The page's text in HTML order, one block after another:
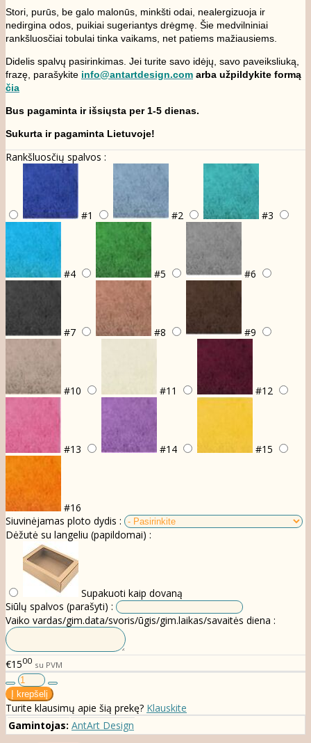
Stori, purūs, be galo malonūs, minkšti odai, nealergizuoja ir
nedirgina odos, puikiai sugeriantys drėgmę. Šie medvilniniai
rankšluosčiai tobulai tinka vaikams, net patiems mažiausiems.
Didelis spalvų pasirinkimas. Jei turite savo idėjų, savo paveiksliuką,
frazę, parašykite info@antartdesign.com arba užpildykite formą
čia
Bus pagaminta ir išsiųsta per 1-5 dienas.
Sukurta ir pagaminta Lietuvoje!
Rankšluosčių spalvos :
#1 #2 #3
#4 #5 #6
#7 #8 #9
#10 #11 #12
#13 #14 #15
#16
Siuvinėjamas ploto dydis :
Dėžutė su langeliu (papildomai) :
Supakuoti kaip dovaną
Siūlų spalvos (parašyti) :
Vaiko vardas/gim.data/svoris/ūgis/gim.laikas/savaitės diena :
€1500 su PVM
Turite klausimų apie šią prekę? Klauskite
Gamintojas: AntArt Design